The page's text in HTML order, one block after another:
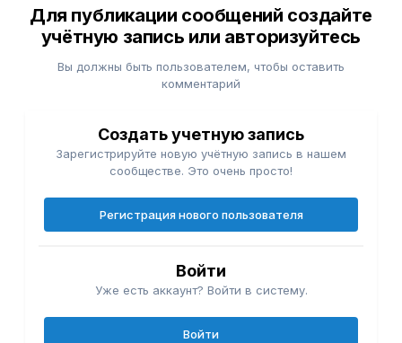
Для публикации сообщений создайте
учётную запись или авторизуйтесь
Вы должны быть пользователем, чтобы оставить
комментарий
Создать учетную запись
Зарегистрируйте новую учётную запись в нашем
сообществе. Это очень просто!
Регистрация нового пользователя
Войти
Уже есть аккаунт? Войти в систему.
Войти